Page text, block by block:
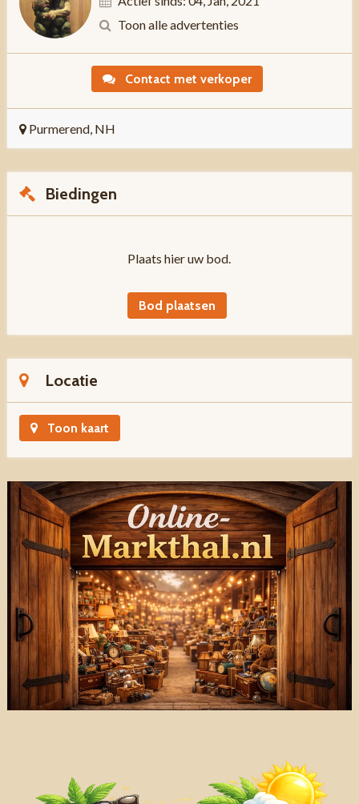
Toon alle advertenties
Contact met verkoper
Purmerend, NH
Biedingen
Plaats hier uw bod.
Bod plaatsen
Locatie
Toon kaart